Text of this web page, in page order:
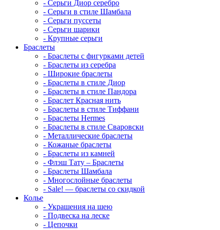
- Серьги Диор серебро
- Серьги в стиле Шамбала
- Серьги пуссеты
- Серьги шарики
- Крупные серьги
Браслеты
- Браслеты с фигурками детей
- Браслеты из серебра
- Широкие браслеты
- Браслеты в стиле Диор
- Браслеты в стиле Пандора
- Браслет Красная нить
- Браслеты в стиле Тиффани
- Браслеты Hermes
- Браслеты в стиле Сваровски
- Металлические браслеты
- Кожаные браслеты
- Браслеты из камней
- Флэш Тату – Браслеты
- Браслеты Шамбала
- Многослойные браслеты
- Sale! — браслеты со скидкой
Колье
- Украшения на шею
- Подвеска на леске
- Цепочки